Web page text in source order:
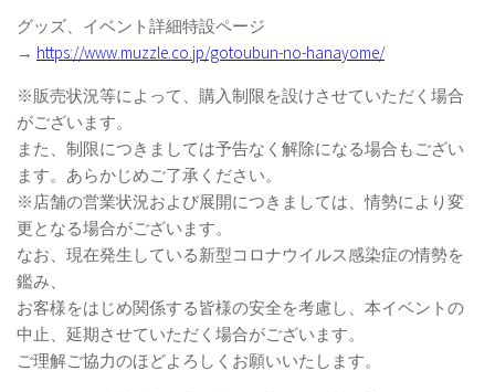
グッズ、イベント詳細特設ページ
→ https://www.muzzle.co.jp/gotoubun-no-hanayome/
※販売状況等によって、購入制限を設けさせていただく場合
がございます。
また、制限につきましては予告なく解除になる場合もござい
ます。あらかじめご了承ください。
※店舗の営業状況および展開につきましては、情勢により変
更となる場合がございます。
なお、現在発生している新型コロナウイルス感染症の情勢を
鑑み、
お客様をはじめ関係する皆様の安全を考慮し、本イベントの
中止、延期させていただく場合がございます。
ご理解ご協力のほどよろしくお願いいたします。